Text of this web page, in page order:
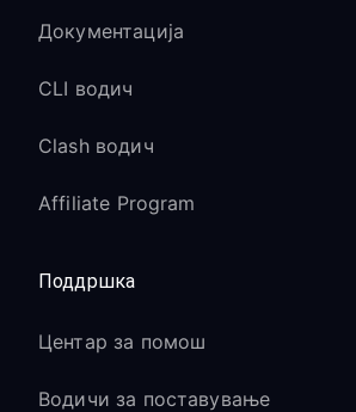
Документација
CLI водич
Clash водич
Affiliate Program
Поддршка
Центар за помош
Водичи за поставување